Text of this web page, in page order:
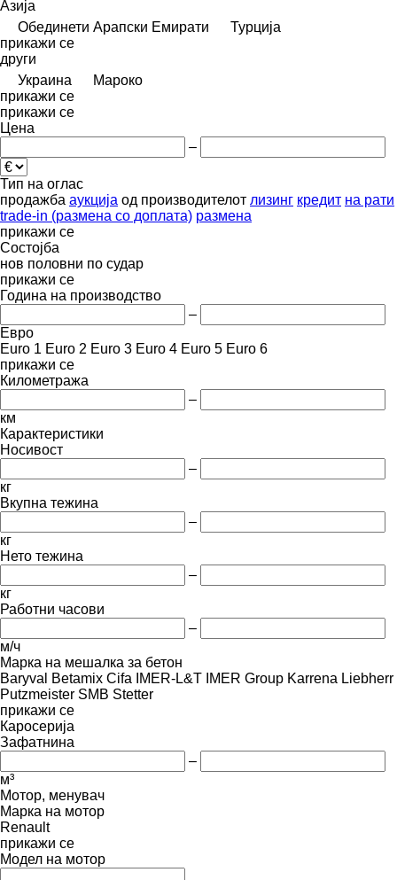
Азија
Обединети Арапски Емирати
Турција
прикажи се
други
Украина
Мароко
прикажи се
прикажи се
Цена
–
Тип на оглас
продажба аукција од производителот лизинг кредит на рати
trade-in (размена со доплата) размена
прикажи се
Состојба
нов половни по судар
прикажи се
Година на производство
–
Евро
Euro 1 Euro 2 Euro 3 Euro 4 Euro 5 Euro 6
прикажи се
Километража
–
км
Карактеристики
Носивост
–
кг
Вкупна тежина
–
кг
Нето тежина
–
кг
Работни часови
–
м/ч
Марка на мешалка за бетон
Baryval
Betamix Cifa IMER-L&T IMER Group Karrena Liebherr
Putzmeister SMB Stetter
прикажи се
Каросерија
Зафатнина
–
м³
Мотор, менувач
Марка на мотор
Renault
прикажи се
Модел на мотор